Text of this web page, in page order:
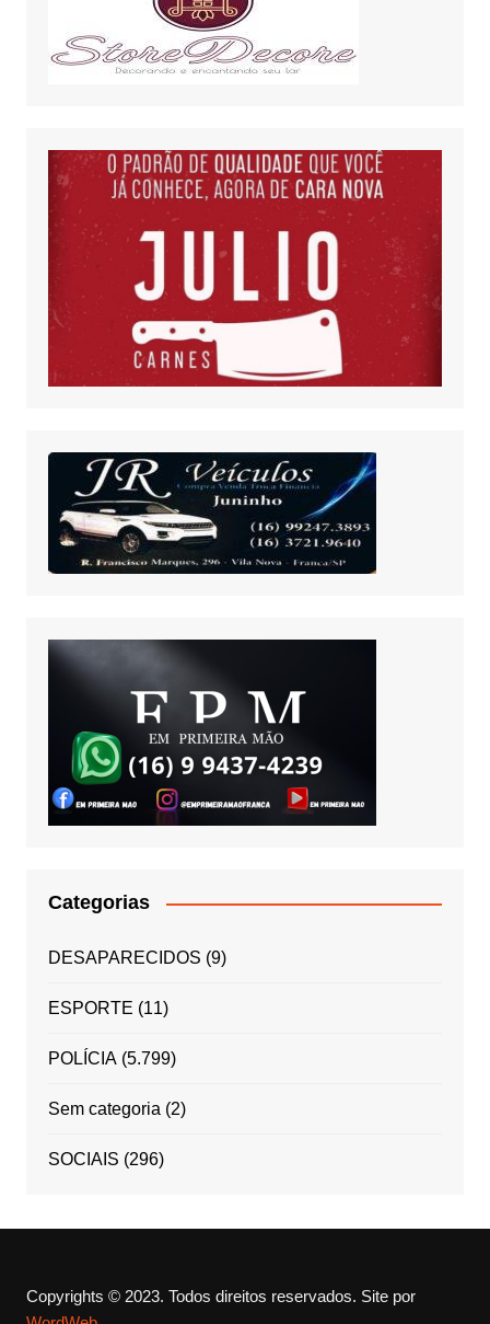
Categorias
DESAPARECIDOS (9)
ESPORTE (11)
POLÍCIA(5.799)
Sem categoria(2)
SOCIAIS (296)
Copyrights © 2023. Todos direitos reservados. Site por